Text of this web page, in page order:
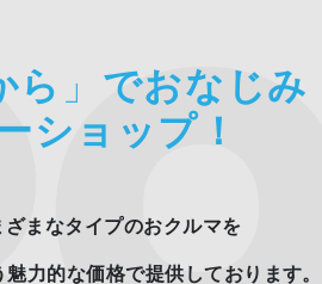
ら 」 でおなじみ
ショップ！
まなタイプのおクルマを
力的な価格で提供しております。